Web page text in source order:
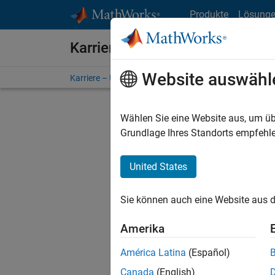
Produkte
Karriere bei MathWorks
Karriere – Übersicht Stellensuche
FILTER:
Stellen
Es
Region
Website
Wählen Sie eine Website aus, um
Grundlage Ihres Standorts
United States
Sie können auch eine Website aus
Amerika
América Latina (Español)
Canada (English)